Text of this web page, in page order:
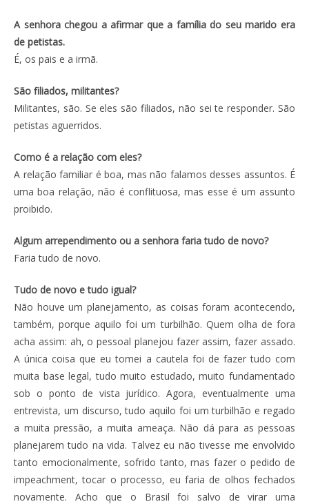
A senhora chegou a afirmar que a família do seu marido era
de petistas.
É, os pais e a irmã.
São filiados, militantes?
Militantes, são. Se eles são filiados, não sei te responder. São
petistas aguerridos.
Como é a relação com eles?
A relação familiar é boa, mas não falamos desses assuntos. É
uma boa relação, não é conflituosa, mas esse é um assunto
proibido.
Algum arrependimento ou a senhora faria tudo de novo?
Faria tudo de novo.
Tudo de novo e tudo igual?
Não houve um planejamento, as coisas foram acontecendo,
também, porque aquilo foi um turbilhão. Quem olha de fora
acha assim: ah, o pessoal planejou fazer assim, fazer assado.
A única coisa que eu tomei a cautela foi de fazer tudo com
muita base legal, tudo muito estudado, muito fundamentado
sob o ponto de vista jurídico. Agora, eventualmente uma
entrevista, um discurso, tudo aquilo foi um turbilhão e regado
a muita pressão, a muita ameaça. Não dá para as pessoas
planejarem tudo na vida. Talvez eu não tivesse me envolvido
tanto emocionalmente, sofrido tanto, mas fazer o pedido de
impeachment, tocar o processo, eu faria de olhos fechados
novamente. Acho que o Brasil foi salvo de virar uma